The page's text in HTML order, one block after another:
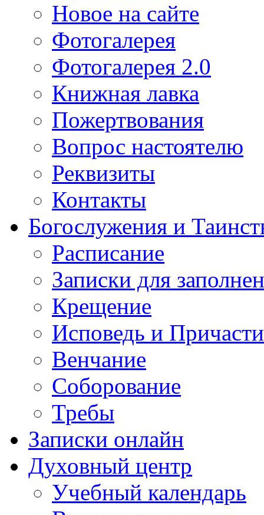
Новое на сайте
Фотогалерея
Фотогалерея 2.0
Книжная лавка
Пожертвования
Вопрос настоятелю
Реквизиты
Контакты
Богослужения и
Расписание
Записки для
Крещение
Исповедь и
Венчание
Соборование
Требы
Записки онлайн
Духовный центр
Учебный календарь